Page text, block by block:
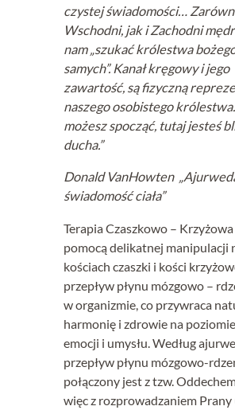
czystej świadomości…
Wschodni, jak i Zachodni
nam „szukać królestwa
samych”. Kanał kręgowy i jego
zawartość, są fizyczną
naszego osobistego
możesz spocząć, tutaj jesteś
ducha.”
Donald VanHowten
świadomość ciała”
Terapia Czaszkowo – Krzyżowa
pomocą delikatnej manipulacji
kościach czaszki i kości
przepływ płynu mózgowo –
w organizmie, co przywraca
harmonię i zdrowie na poziomie
emocji i umysłu. Według
przepływ płynu mózgowo-
połączony jest z tzw.
więc z rozprowadzaniem Prany